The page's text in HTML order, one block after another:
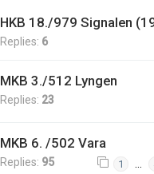
HKB 18./979 Signalen
Replies: 6
MKB 3./512 Lyngen
Replies: 23
MKB 6. /502 Vara
Replies: 95 1